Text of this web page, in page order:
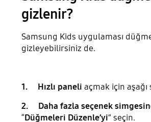
gizlenir?
Samsung Kids uygulaması
gizleyebilirsiniz de.
1. Hızlı paneliaçmak için
2. Daha fazla seçenek
“Düğmeleri Düzenle’yi” seçin.